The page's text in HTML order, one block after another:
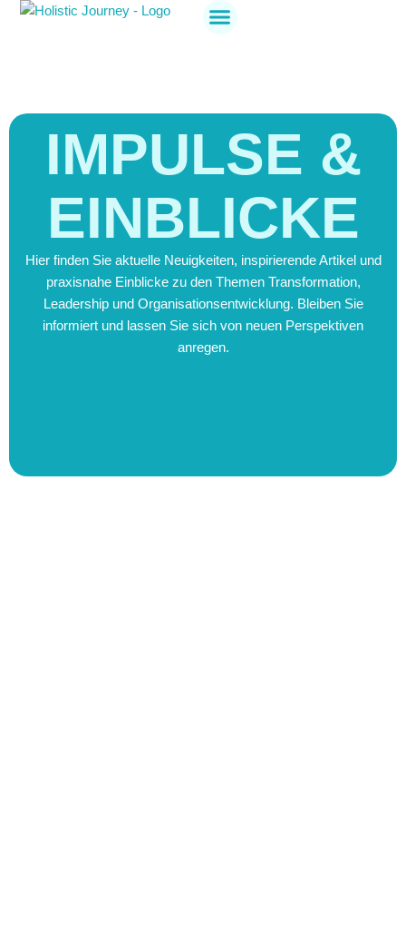
IMPULSE &
EINBLICKE
Hier finden Sie aktuelle Neuigkeiten, inspirierende Artikel und
praxisnahe Einblicke zu den Themen Transformation,
Leadership und Organisationsentwicklung. Bleiben Sie
informiert und lassen Sie sich von neuen Perspektiven
anregen.